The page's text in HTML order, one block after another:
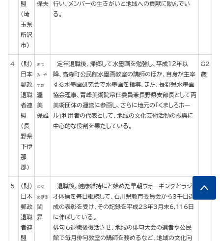
盟
（埼
玉県
所沢
市）
保夫
行い、メンバーの生きがいと地域への貢献に励んでい
る。
4
(財)
日本
郵政
退職
者連
盟
（長
野県
下伊
那
郡）
あつ
み や
すお
渥
美
保雄
定年退職後、帰郷して水墨画を勉強し、平成１２年以
降、高森町公民館水墨画教室の講師のほか、自身が主宰
する水墨画研究会で水墨画を指導、また、長野県水墨画
協会理事、青峰美術院常任委員兼長野県支部長として両
美術団体の運営に参画し、さらに地元の「くましろホー
ル」利用者の代表として、地域の文化芸術活動の振興に
中心的な役割を果たしている。
82
歳
5
(財)
日本
郵政
退職
者連
盟
ねや
のぼる
閨
昇
退職後、健康維持にと始めた早朝ウォーキングとラジ
オ体操を毎日継続して、石川県教育委員会から3千日達
成の表彰を受け、その記録を平成23年3月末6,116日
に伸ばしている。
俳句も退職後復活させ、地域の俳句大会の選者や公民
館で毎月俳句教室の講師を務めるなど、地域の文化向
91